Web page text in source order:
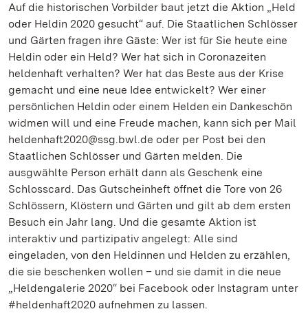
Auf die historischen Vorbilder baut jetzt die Aktion „Held
oder Heldin 2020 gesucht“ auf. Die Staatlichen Schlösser
und Gärten fragen ihre Gäste: Wer ist für Sie heute eine
Heldin oder ein Held? Wer hat sich in Coronazeiten
heldenhaft verhalten? Wer hat das Beste aus der Krise
gemacht und eine neue Idee entwickelt? Wer einer
persönlichen Heldin oder einem Helden ein Dankeschön
widmen will und eine Freude machen, kann sich per Mail
heldenhaft2020@ssg.bwl.de oder per Post bei den
Staatlichen Schlösser und Gärten melden. Die
ausgwählte Person erhält dann als Geschenk eine
Schlosscard. Das Gutscheinheft öffnet die Tore von 26
Schlössern, Klöstern und Gärten und gilt ab dem ersten
Besuch ein Jahr lang. Und die gesamte Aktion ist
interaktiv und partizipativ angelegt: Alle sind
eingeladen, von den Heldinnen und Helden zu erzählen,
die sie beschenken wollen – und sie damit in die neue
„Heldengalerie 2020“ bei Facebook oder Instagram unter
#heldenhaft2020 aufnehmen zu lassen.